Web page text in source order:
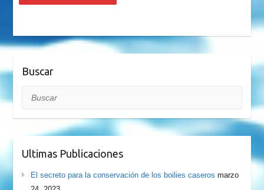
Buscar
Buscar
Ultimas Publicaciones
El secreto para la conservación de los boilies caseros marzo